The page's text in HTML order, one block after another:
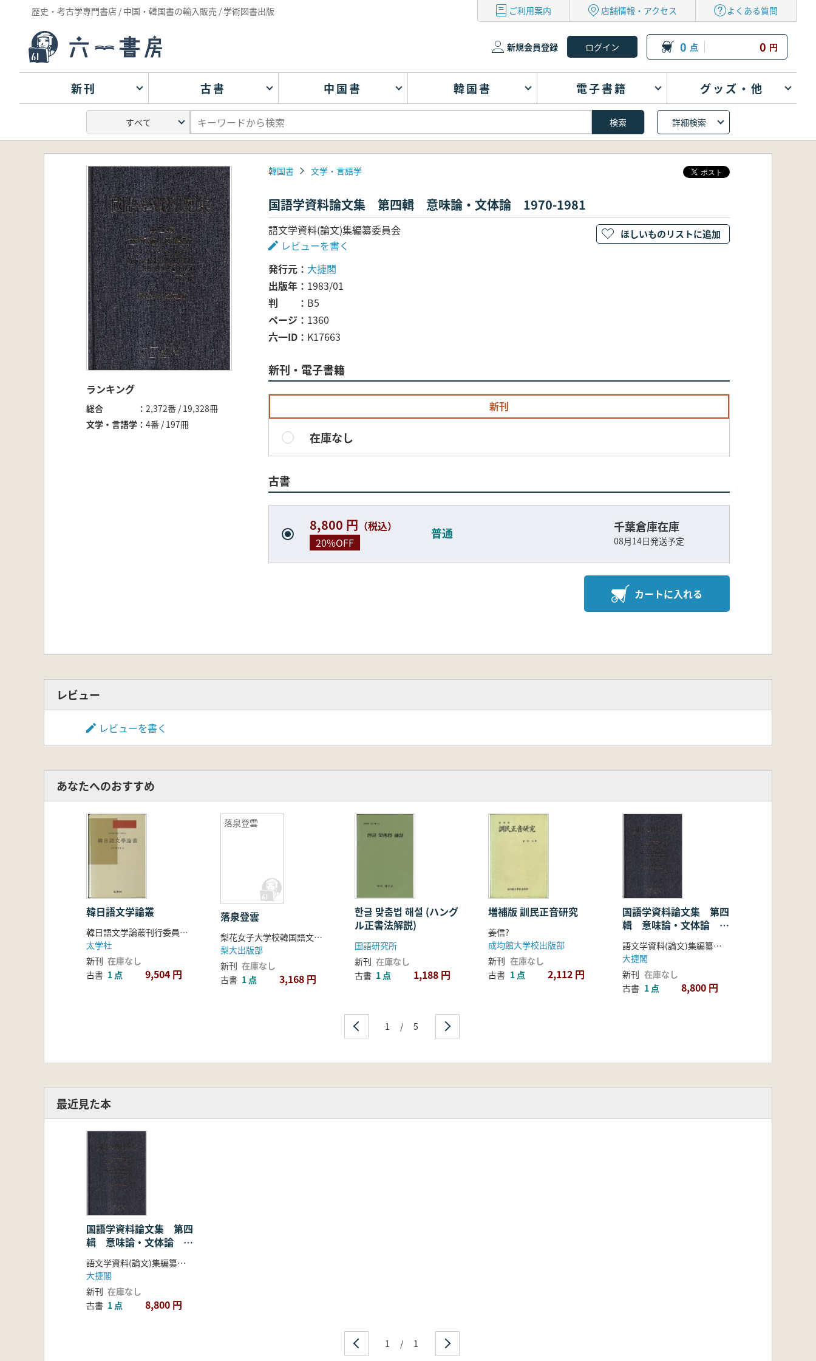
歴史・考古学専門書店 / 中国・韓国書の輸入販売 / 学術図書出版 ご利用案内 店舗情報・アクセス よくある質問
新規会員登録 0 点 0 円
新刊 古書 中国書 韓国書 電子書籍 グッズ・他
詳細検索
ランキング
総合
2,372番 / 19,328冊
文学・言語学
4番 / 197冊
韓国書 文学・言語学
国語学資料論文集 第四輯 意味論・文体論 1970-1981
語文学資料(論文)集編纂委員会
レビューを書く
発行元
大捷閣
出版年
1983/01
判
B5
ページ
1360
六一ID
K17663
新刊・電子書籍
新刊
在庫なし
古書
8,800 円 （税込）
20%OFF
普通 千葉倉庫在庫
08月14日発送予定
カートに入れる
ほしいものリストに追加
レビュー
レビューを書く
あなたへのおすすめ
韓日語文学論叢
韓日語文学論叢刊行委員会 編
太学社
新刊 在庫なし
古書 1 点 9,504 円
落泉登雲
落泉登雲
梨花女子大学校韓国語文学研究会 校註
梨大出版部
新刊 在庫なし
古書 1 点 3,168 円
한글 맞춤법 해설 (ハング
ル正書法解説)
国語研究所
新刊 在庫なし
古書 1 点 1,188 円
増補版 訓民正音研究
姜信?
成均館大学校出版部
新刊 在庫なし
古書 1 点 2,112 円
国語学資料論文集 第四
輯 意味論・文体論
1970-1981
語文学資料(論文)集編纂委員会
大捷閣
新刊 在庫なし
古書 1 点 8,800 円
1 / 5
最近見た本
国語学資料論文集 第四
輯 意味論・文体論
1970-1981
語文学資料(論文)集編纂委員会
大捷閣
新刊 在庫なし
古書 1 点 8,800 円
1 / 1